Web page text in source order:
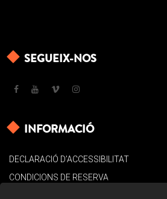
SEGUEIX-NOS
INFORMACIÓ
DECLARACIÓ D’ACCESSIBILITAT
CONDICIONS DE RESERVA